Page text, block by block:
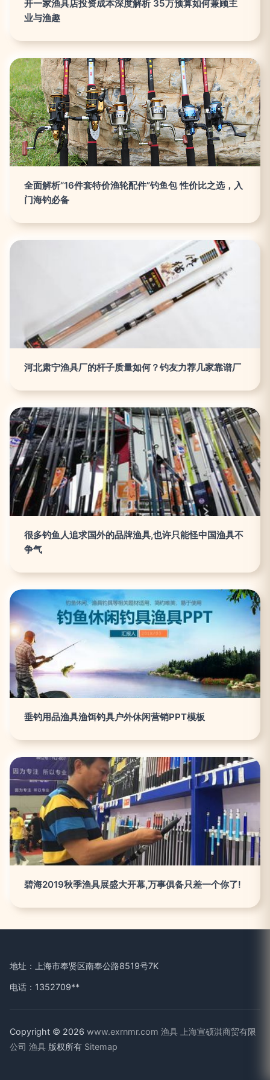
开一家渔具店投资成本深度解析 35万预算如何兼顾主
业与渔趣
全面解析“16件套特价渔轮配件”钓鱼包 性价比之选，入
门海钓必备
河北肃宁渔具厂的杆子质量如何？钓友力荐几家靠谱厂
很多钓鱼人追求国外的品牌渔具,也许只能怪中国渔具不
争气
垂钓用品渔具渔饵钓具户外休闲营销PPT模板
碧海2019秋季渔具展盛大开幕,万事俱备只差一个你了!
地址：上海市奉贤区南奉公路8519号7K
电话：1352709**
Copyright © 2026 www.exrnmr.com 渔具 上海宣硕淇商贸有限
公司 渔具 版权所有 Sitemap